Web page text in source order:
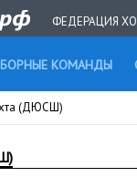
ФЕДЕРАЦИЯ
КОМАНДЫ
(ДЮСШ)